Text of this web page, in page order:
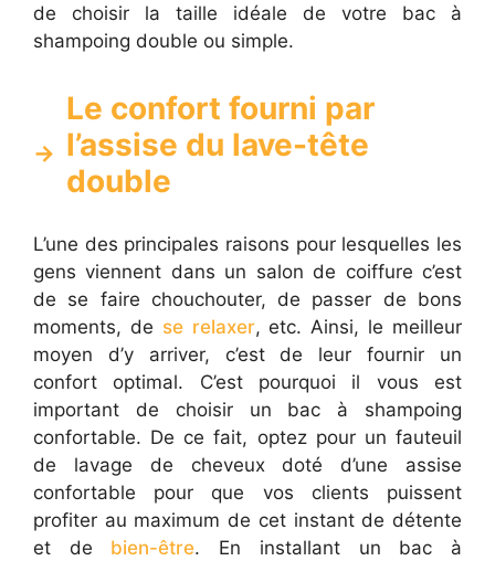
de choisir la taille idéale de votre bac à
shampoing double ou simple.
Le confort fourni par
l’assise du lave-tête
double
L’une des principales raisons pour lesquelles les
gens viennent dans un salon de coiffure c’est
de se faire chouchouter, de passer de bons
moments, de se relaxer, etc. Ainsi, le meilleur
moyen d’y arriver, c’est de leur fournir un
confort optimal. C’est pourquoi il vous est
important de choisir un bac à shampoing
confortable. De ce fait, optez pour un fauteuil
de lavage de cheveux doté d’une assise
confortable pour que vos clients puissent
profiter au maximum de cet instant de détente
et de bien-être. En installant un bac à